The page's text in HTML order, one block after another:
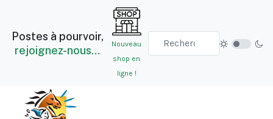
Postes à pourvoir,
rejoignez-nous…
Nouveau
shop en
ligne !